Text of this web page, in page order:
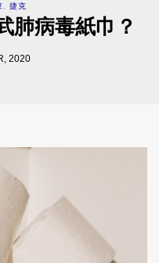
捷克
肺病毒紙巾？
2020